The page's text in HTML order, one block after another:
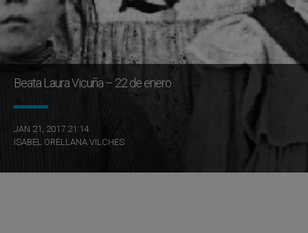
Beata Laura Vicuña – 22 de enero
JAN 21, 2017 21:14
ISABEL ORELLANA VILCHES